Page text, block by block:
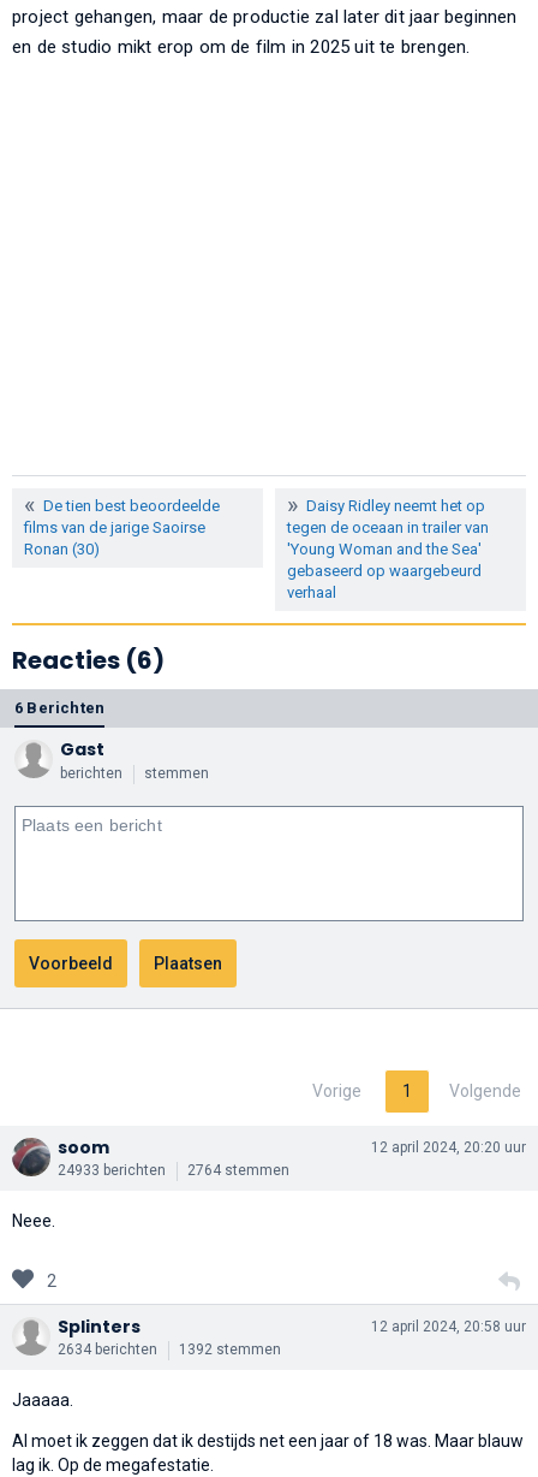
project gehangen, maar de productie zal later dit jaar beginnen
en de studio mikt erop om de film in 2025 uit te brengen.
De tien best beoordeelde
films van de jarige Saoirse
Ronan (30)
Daisy Ridley neemt het op
tegen de oceaan in trailer van
'Young Woman and the Sea'
gebaseerd op waargebeurd
verhaal
Reacties (6)
6 Berichten
Gast
berichten stemmen
Vorige 1 Volgende
soom
24933 berichten 2764 stemmen
12 april 2024, 20:20 uur
Neee.
2
Splinters
2634 berichten 1392 stemmen
12 april 2024, 20:58 uur
Jaaaaa.
Al moet ik zeggen dat ik destijds net een jaar of 18 was. Maar blauw
lag ik. Op de megafestatie.